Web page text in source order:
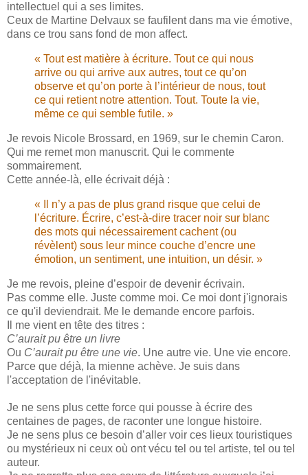
intellectuel qui a ses limites.
Ceux de Martine Delvaux se faufilent dans ma vie émotive,
dans ce trou sans fond de mon affect.
« Tout est matière à écriture. Tout ce qui nous
arrive ou qui arrive aux autres, tout ce qu’on
observe et qu’on porte à l’intérieur de nous, tout
ce qui retient notre attention. Tout. Toute la vie,
même ce qui semble futile. »
Je revois Nicole Brossard, en 1969, sur le chemin Caron.
Qui me remet mon manuscrit. Qui le commente
sommairement.
Cette année-là, elle écrivait déjà :
« Il n’y a pas de plus grand risque que celui de
l’écriture. Écrire, c’est-à-dire tracer noir sur blanc
des mots qui nécessairement cachent (ou
révèlent) sous leur mince couche d’encre une
émotion, un sentiment, une intuition, un désir. »
Je me revois, pleine d’espoir de devenir écrivain.
Pas comme elle. Juste comme moi. Ce moi dont j'ignorais
ce qu'il deviendrait. Me le demande encore parfois.
Il me vient en tête des titres :
C’aurait pu être un livre
Ou C’aurait pu être une vie. Une autre vie. Une vie encore.
Parce que déjà, la mienne achève. Je suis dans
l'acceptation de l'inévitable.
Je ne sens plus cette force qui pousse à écrire des
centaines de pages, de raconter une longue histoire.
Je ne sens plus ce besoin d’aller voir ces lieux touristiques
ou mystérieux ni ceux où ont vécu tel ou tel artiste, tel ou tel
auteur.